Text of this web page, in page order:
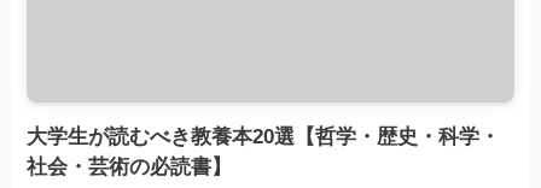
大学生が読むべき教養本20選【哲学・歴史・科学・
社会・芸術の必読書】